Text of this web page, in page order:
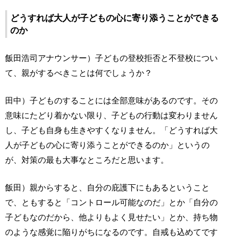
どうすれば大人が子どもの心に寄り添うことができる
のか
飯田浩司アナウンサー）子どもの登校拒否と不登校につい
て、親がするべきことは何でしょうか？
田中）子どものすることには全部意味があるのです。その
意味にたどり着かない限り、子どもの行動は変わりません
し、子ども自身も生きやすくなりません。「どうすれば大
人が子どもの心に寄り添うことができるのか」というの
が、対策の最も大事なところだと思います。
飯田）親からすると、自分の庇護下にもあるということ
で、ともすると「コントロール可能なのだ」とか「自分の
子どもなのだから、他よりもよく見せたい」とか、持ち物
のような感覚に陥りがちになるのです。自戒も込めてです